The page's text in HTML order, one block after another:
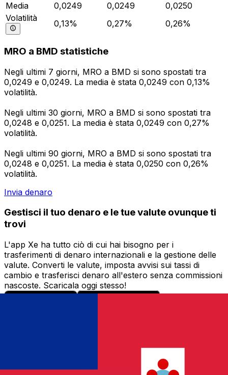
Media
0,0249 0,0249
0,0250
Volatilità
0,13% 0,27% 0,26%
MRO a BMD statistiche
Negli ultimi 7 giorni, MRO a BMD si sono spostati tra
0,0249 e 0,0249. La media è stata 0,0249 con 0,13%
volatilità.
Negli ultimi 30 giorni, MRO a BMD si sono spostati tra
0,0248 e 0,0251. La media è stata 0,0249 con 0,27%
volatilità.
Negli ultimi 90 giorni, MRO a BMD si sono spostati tra
0,0248 e 0,0251. La media è stata 0,0250 con 0,26%
volatilità.
Invia denaro
Gestisci il tuo denaro e le tue valute ovunque ti
trovi
L'app Xe ha tutto ciò di cui hai bisogno per i
trasferimenti di denaro internazionali e la gestione delle
valute. Converti le valute, imposta avvisi sui tassi di
cambio e trasferisci denaro all'estero senza commissioni
nascoste. Scaricala oggi stesso!